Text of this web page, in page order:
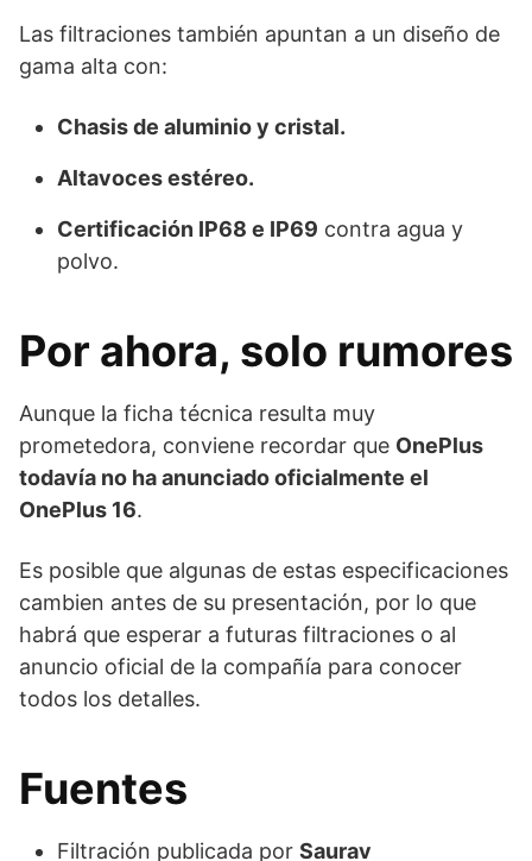
Las filtraciones también apuntan a un diseño de
gama alta con:
Chasis de aluminio y cristal.
Altavoces estéreo.
Certificación IP68 e IP69 contra agua y
polvo.
Por ahora, solo rumores
Aunque la ficha técnica resulta muy
prometedora, conviene recordar que OnePlus
todavía no ha anunciado oficialmente el
OnePlus 16.
Es posible que algunas de estas especificaciones
cambien antes de su presentación, por lo que
habrá que esperar a futuras filtraciones o al
anuncio oficial de la compañía para conocer
todos los detalles.
Fuentes
Filtración publicada por Saurav